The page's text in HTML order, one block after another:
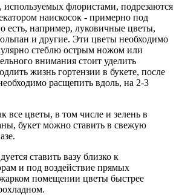
флористами, подрезаются
наискосок - примерно под
есть, например, луковичные цветы,
и другие. Эти цветы необходимо
стеблю острым ножом или
внимания стоит уделить
жизнь гортензии в букете, после
расщепить вдоль, на 2-3
все цветы, в том числе и зелень в
букет можно ставить в свежую
ставить вазу близко к
и под воздействие прямых
помещении цветы быстрее